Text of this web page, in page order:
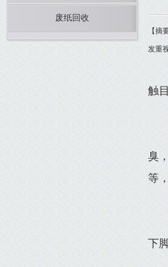
废纸回收
【摘
发重
触
臭
等
下